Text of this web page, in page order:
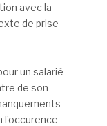
avec la
de prise
un salarié
de son
l’occurence